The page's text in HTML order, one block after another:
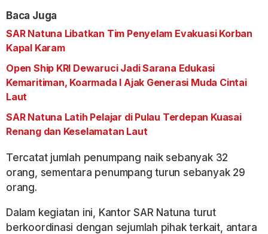
Baca Juga
SAR Natuna Libatkan Tim Penyelam Evakuasi Korban
Kapal Karam
Open Ship KRI Dewaruci Jadi Sarana Edukasi
Kemaritiman, Koarmada I Ajak Generasi Muda Cintai
Laut
SAR Natuna Latih Pelajar di Pulau Terdepan Kuasai
Renang dan Keselamatan Laut
Tercatat jumlah penumpang naik sebanyak 32
orang, sementara penumpang turun sebanyak 29
orang.
Dalam kegiatan ini, Kantor SAR Natuna turut
berkoordinasi dengan sejumlah pihak terkait, antara